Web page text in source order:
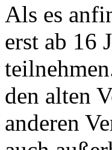
Als es
erst ab 16
den alten
anderen